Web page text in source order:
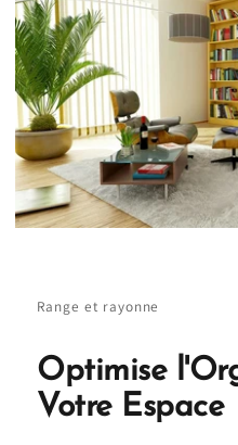
Range et rayonne
Optimise
Votre Espace